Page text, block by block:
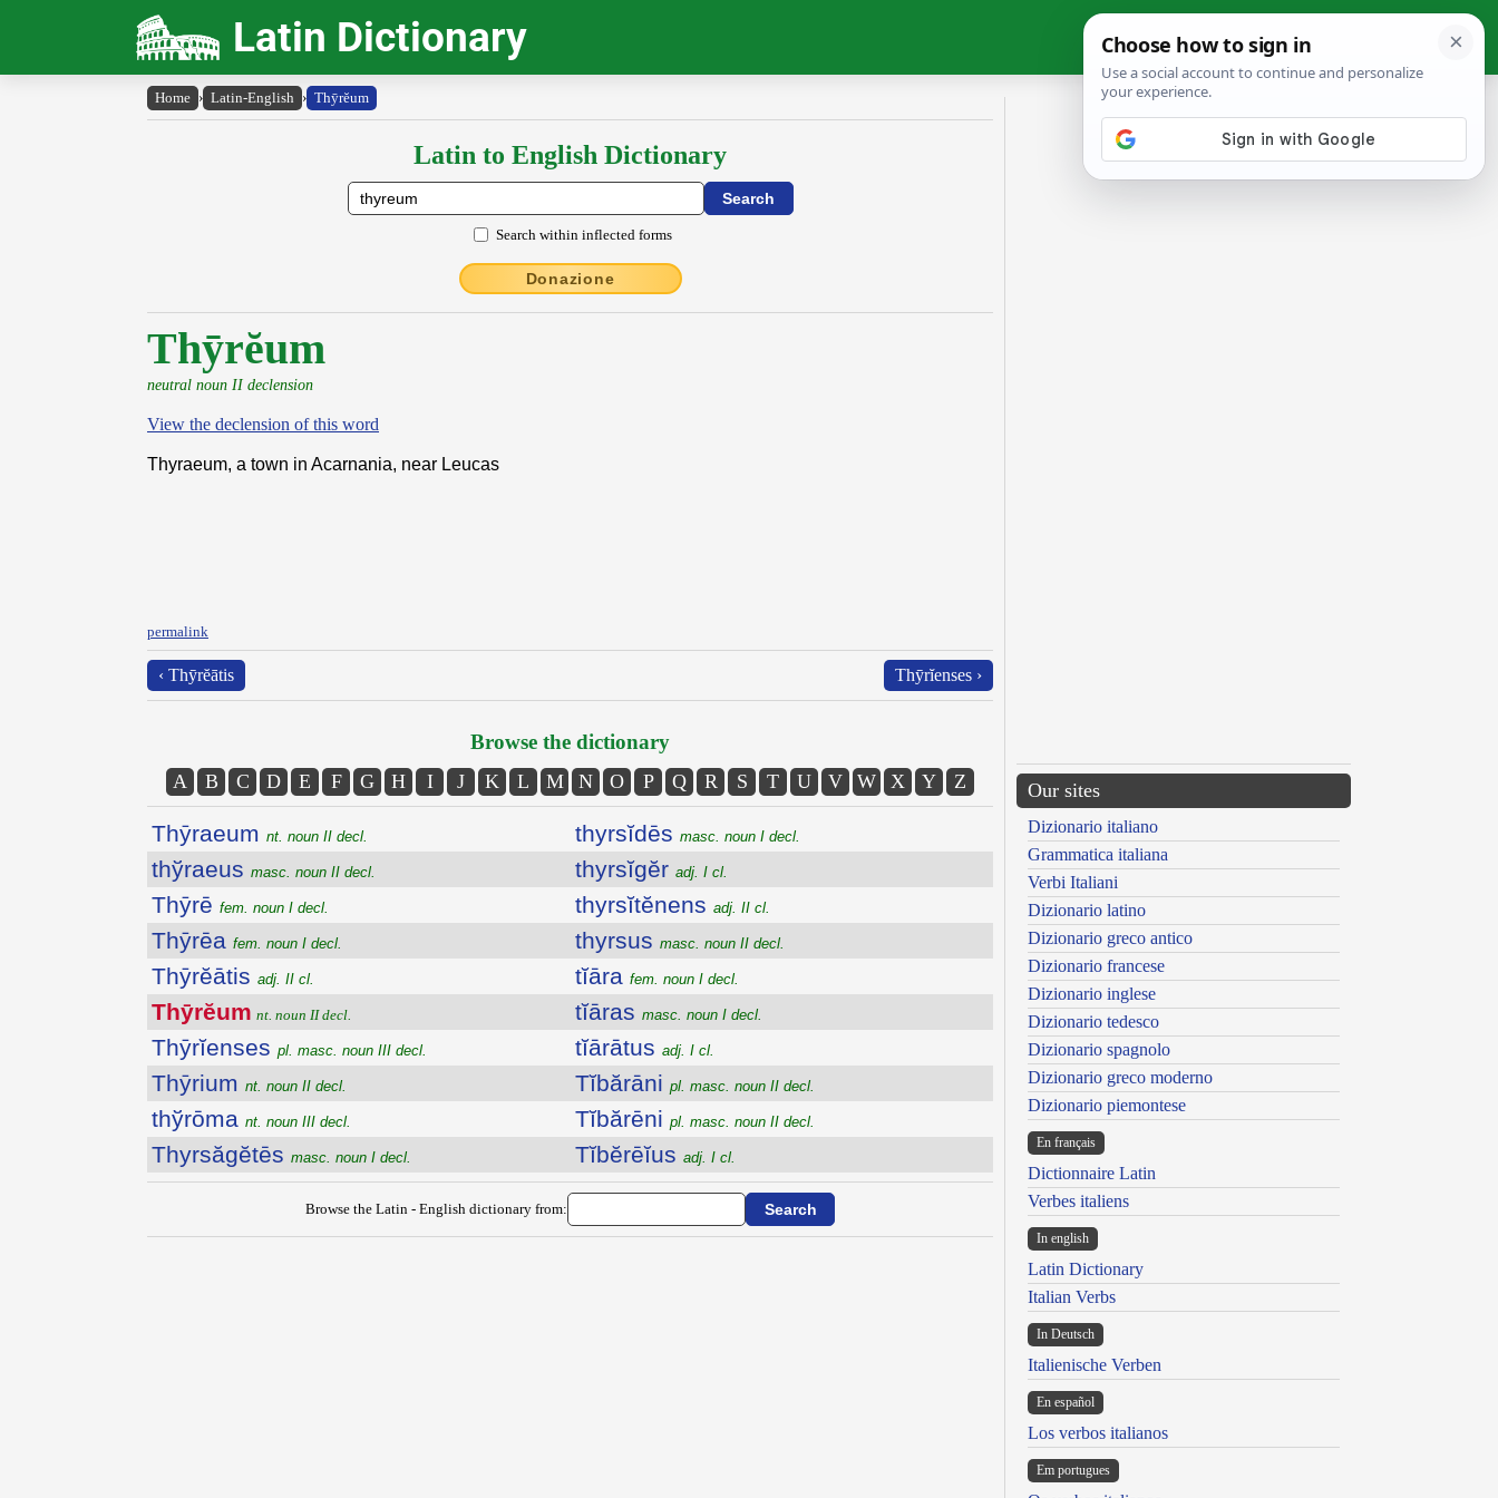
Latin Dictionary
Home › Latin-English › Thȳrĕum
Latin to English Dictionary
Search within inflected forms
Donazione
Thȳrĕum
neutral noun II declension
View the declension of this word
Thyraeum, a town in Acarnania, near Leucas
permalink
‹ Thȳrĕātis Thȳrĭenses ›
Browse the dictionary
A B C D E F G H I J K L M N O P Q R S T U V W X Y Z
Thȳraeum nt. noun II decl.
thўraeus masc. noun II decl.
Thȳrē fem. noun I decl.
Thȳrēa fem. noun I decl.
Thȳrĕātis adj. II cl.
Thȳrĕum nt. noun II decl.
Thȳrĭenses pl. masc. noun III decl.
Thȳrium nt. noun II decl.
thўrōma nt. noun III decl.
Thyrsăgĕtēs masc. noun I decl.
thyrsĭdēs masc. noun I decl.
thyrsĭgĕr adj. I cl.
thyrsĭtĕnens adj. II cl.
thyrsus masc. noun II decl.
tĭāra fem. noun I decl.
tĭāras masc. noun I decl.
tĭārātus adj. I cl.
Tĭbărāni pl. masc. noun II decl.
Tĭbărēni pl. masc. noun II decl.
Tĭbĕrēĭus adj. I cl.
Browse the Latin - English dictionary from:
Our sites
Dizionario italiano
Grammatica italiana
Verbi Italiani
Dizionario latino
Dizionario greco antico
Dizionario francese
Dizionario inglese
Dizionario tedesco
Dizionario spagnolo
Dizionario greco moderno
Dizionario piemontese
En français
Dictionnaire Latin
Verbes italiens
In english
Latin Dictionary
Italian Verbs
In Deutsch
Italienische Verben
En español
Los verbos italianos
Em portugues